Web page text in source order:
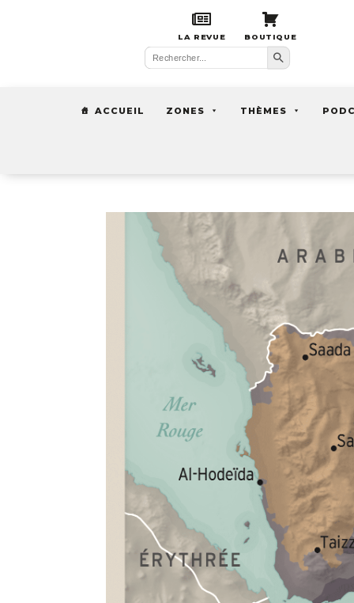
LA REVUE BOUTIQUE
Search
for:
Search Button
ACCUEIL ZONES THÈMES